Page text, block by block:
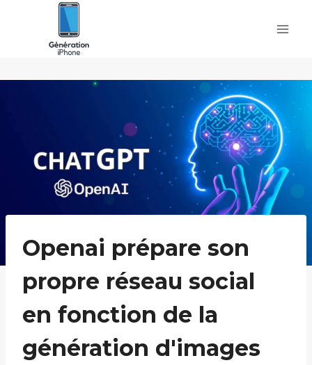
Openai prépare son
propre réseau social
en fonction de la
génération d'images